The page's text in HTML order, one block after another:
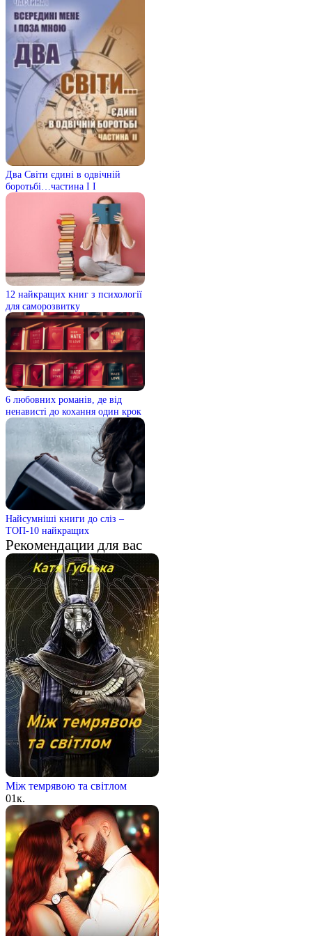
Два Світи єдині в одвічній
боротьбі…частина I I
12 найкращих книг з психології
для саморозвитку
6 любовних романів, де від
ненависті до кохання один крок
Найсумніші книги до сліз –
ТОП-10 найкращих
Рекомендации для вас
Між темрявою та світлом
01к.